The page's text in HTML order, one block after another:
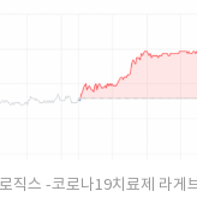
직스 -코로나19치료제 라게